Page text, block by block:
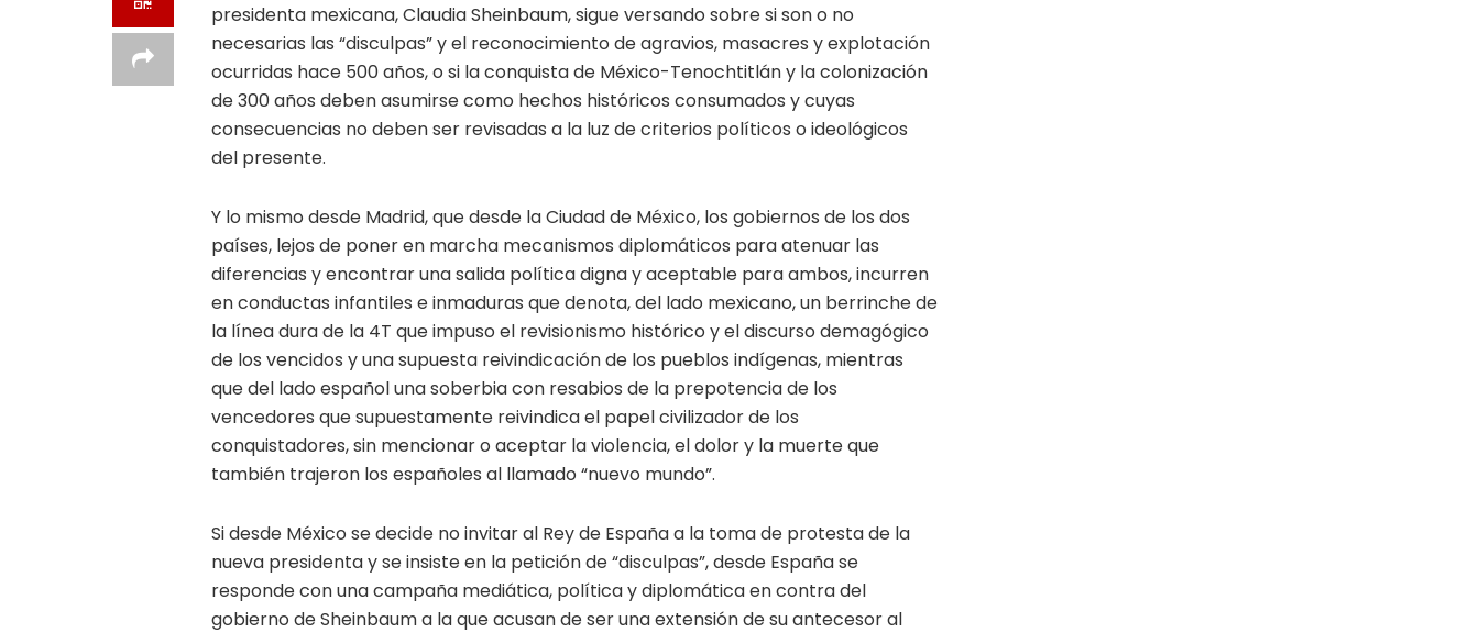
presidenta mexicana, Claudia Sheinbaum, sigue versando sobre si son o no
necesarias las “disculpas” y el reconocimiento de agravios, masacres y explotación
ocurridas hace 500 años, o si la conquista de México-Tenochtitlán y la colonización
de 300 años deben asumirse como hechos históricos consumados y cuyas
consecuencias no deben ser revisadas a la luz de criterios políticos o ideológicos
del presente.
Y lo mismo desde Madrid, que desde la Ciudad de México, los gobiernos de los dos
países, lejos de poner en marcha mecanismos diplomáticos para atenuar las
diferencias y encontrar una salida política digna y aceptable para ambos, incurren
en conductas infantiles e inmaduras que denota, del lado mexicano, un berrinche de
la línea dura de la 4T que impuso el revisionismo histórico y el discurso demagógico
de los vencidos y una supuesta reivindicación de los pueblos indígenas, mientras
que del lado español una soberbia con resabios de la prepotencia de los
vencedores que supuestamente reivindica el papel civilizador de los
conquistadores, sin mencionar o aceptar la violencia, el dolor y la muerte que
también trajeron los españoles al llamado “nuevo mundo”.
Si desde México se decide no invitar al Rey de España a la toma de protesta de la
nueva presidenta y se insiste en la petición de “disculpas”, desde España se
responde con una campaña mediática, política y diplomática en contra del
gobierno de Sheinbaum a la que acusan de ser una extensión de su antecesor al